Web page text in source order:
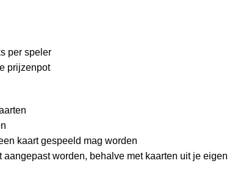
per speler
prijzenpot
kaart gespeeld mag worden
aangepast worden, behalve met kaarten uit je eigen